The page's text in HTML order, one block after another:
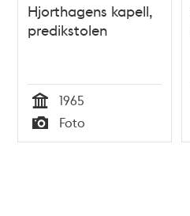
Hjorthagens kapell,
predikstolen
Tid
1965
Typ
Foto